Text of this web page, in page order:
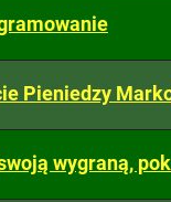
Pieniedzy
wygraną,